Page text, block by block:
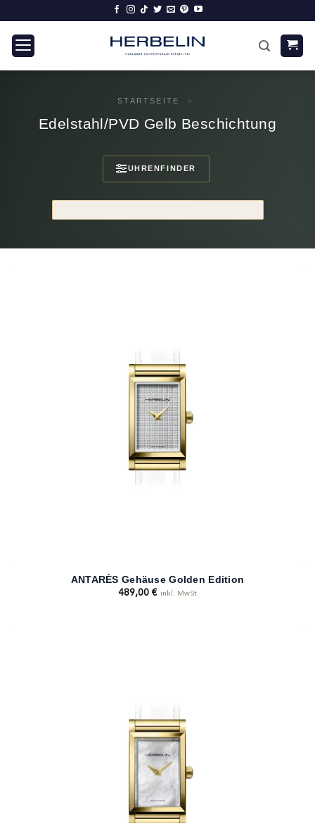
springen
STARTSEITE »
Edelstahl/PVD Gelb Beschichtung
UHRENFINDER
ANTARÈS Gehäuse Golden Edition
489,00 € inkl. MwSt